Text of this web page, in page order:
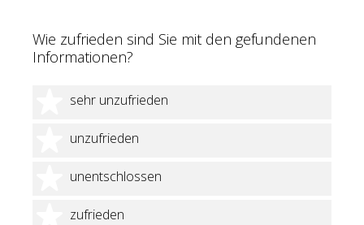
Wie zufrieden sind Sie mit den gefundenen
Informationen?
sehr unzufrieden
1 Stern
unzufrieden
2 Sterne
unentschlossen
3 Sterne
zufrieden
4 Sterne